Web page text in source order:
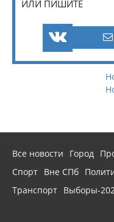
ИЛИ ПИШИТЕ
Все новости Город
Спорт Вне СПб
Транспорт Выборы-